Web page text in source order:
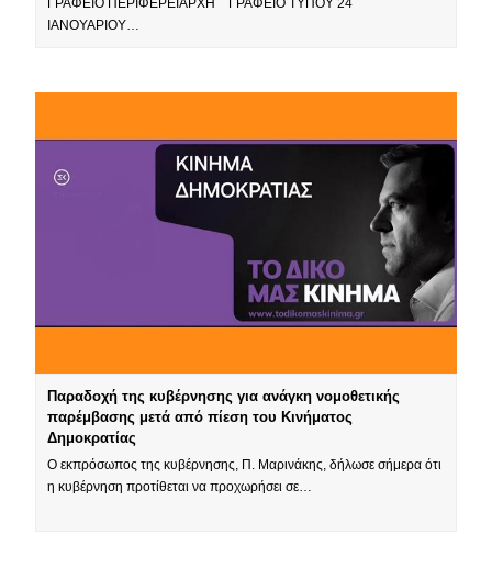
ΓΡΑΦΕΙΟ ΠΕΡΙΦΕΡΕΙΑΡΧΗ ΓΡΑΦΕΙΟ ΤΥΠΟΥ 24
ΙΑΝΟΥΑΡΙΟΥ…
Παραδοχή της κυβέρνησης για ανάγκη νομοθετικής
παρέμβασης μετά από πίεση του Κινήματος
Δημοκρατίας
Ο εκπρόσωπος της κυβέρνησης, Π. Μαρινάκης, δήλωσε σήμερα ότι
η κυβέρνηση προτίθεται να προχωρήσει σε…